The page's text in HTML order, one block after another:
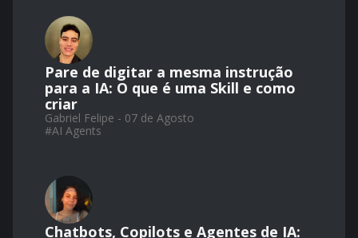
Pare de digitar a mesma instrução
para a IA: O que é uma Skill e como
criar
Gabriel Felipe - 07 de Agosto
#AI Agents
Chatbots, Copilots e Agentes de IA: